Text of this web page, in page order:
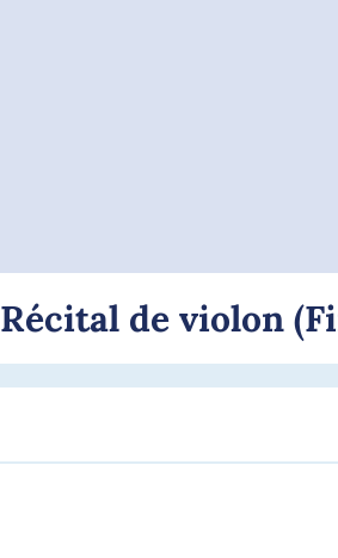
Récital de violon